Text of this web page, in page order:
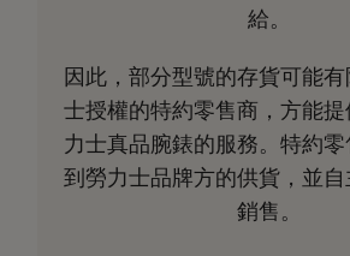
給。
因此，部分型號的存貨可能
士授權的特約零售商，方能
力士真品腕錶的服務。特約
到勞力士品牌方的供貨，並
銷售。